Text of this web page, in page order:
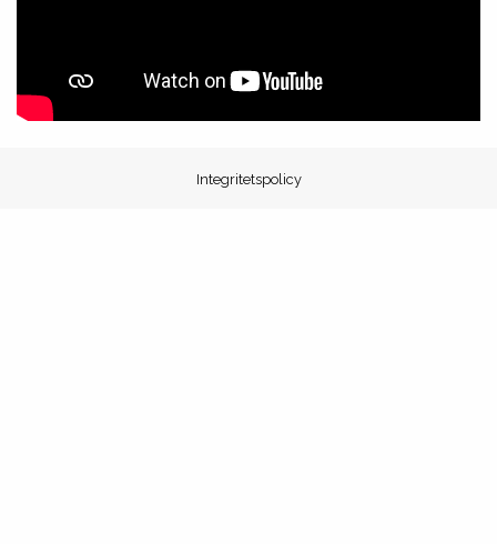
Integritetspolicy